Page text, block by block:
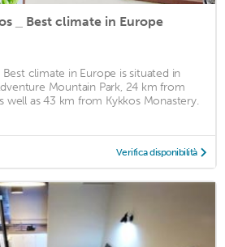
_ Best climate in Europe
climate in Europe is situated in
Mountain Park, 24 km from
well as 43 km from Kykkos Monastery.
Verifica disponibilità